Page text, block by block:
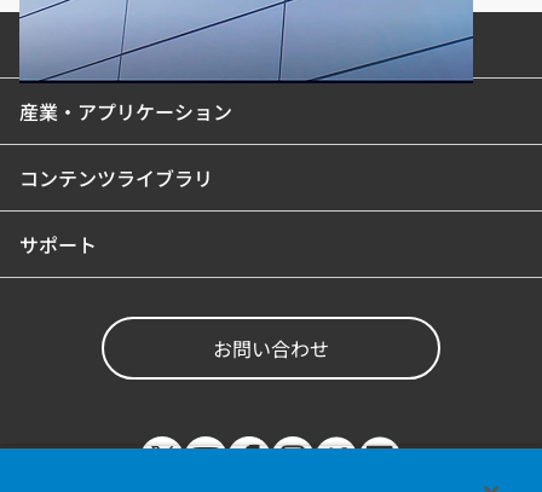
製品カテゴリ
産業・アプリケーション
コンテンツライブラリ
サポート
お問い合わせ